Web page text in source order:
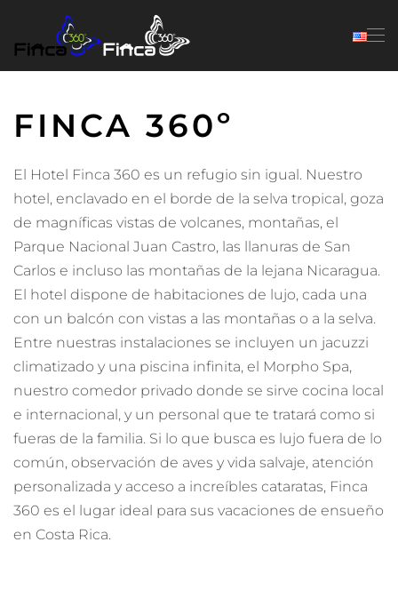
Skip to main content
FINCA 360º
COSTA RICA
HABITACIONES ACTIVIDADES ¡RESERVAR AHORA!
FINCA 360º
El Hotel Finca 360 es un refugio sin igual. Nuestro
hotel, enclavado en el borde de la selva tropical, goza
de magníficas vistas de volcanes, montañas, el
Parque Nacional Juan Castro, las llanuras de San
Carlos e incluso las montañas de la lejana Nicaragua.
El hotel dispone de habitaciones de lujo, cada una
con un balcón con vistas a las montañas o a la selva.
Entre nuestras instalaciones se incluyen un jacuzzi
climatizado y una piscina infinita, el Morpho Spa,
nuestro comedor privado donde se sirve cocina local
e internacional, y un personal que te tratará como si
fueras de la familia. Si lo que busca es lujo fuera de lo
común, observación de aves y vida salvaje, atención
personalizada y acceso a increíbles cataratas, Finca
360 es el lugar ideal para sus vacaciones de ensueño
en Costa Rica.